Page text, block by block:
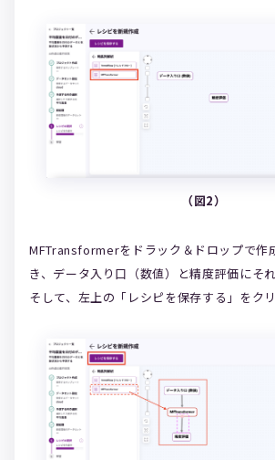
（図2）
MFTransformerをドラック＆ドロップで作
き、データ入り口（数値）と精度評価にそれ
そして、左上の「レシピを保存する」をクリ